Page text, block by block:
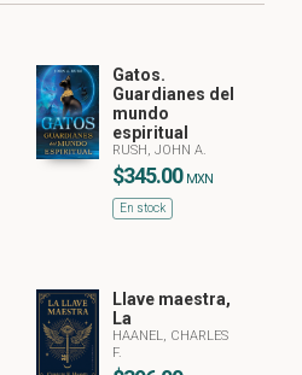
Gatos.
Guardianes del
mundo
espiritual
RUSH, JOHN A.
$345.00 MXN
En stock
Llave maestra,
La
HAANEL, CHARLES
F.